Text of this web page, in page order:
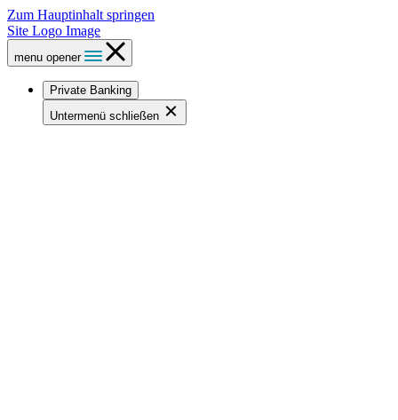
Zum Hauptinhalt springen
Site Logo Image
menu opener
Private Banking
Untermenü schließen